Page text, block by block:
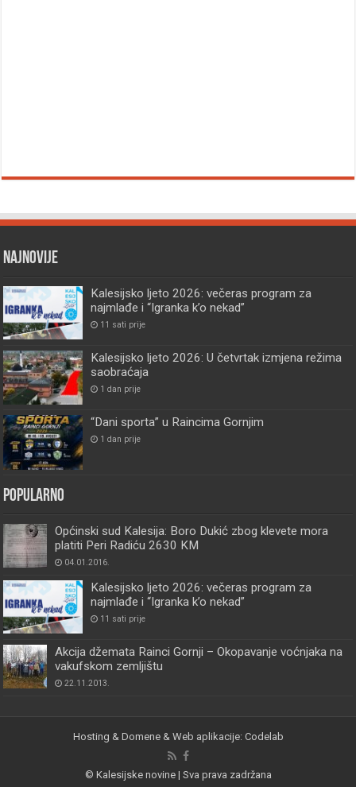
Najnovije
Kalesijsko ljeto 2026: večeras program za
najmlađe i “Igranka k’o nekad”
11 sati prije
Kalesijsko ljeto 2026: U četvrtak izmjena režima
saobraćaja
1 dan prije
“Dani sporta” u Raincima Gornjim
1 dan prije
Popularno
Općinski sud Kalesija: Boro Dukić zbog klevete mora
platiti Peri Radiću 2630 KM
04.01.2016.
Kalesijsko ljeto 2026: večeras program za
najmlađe i “Igranka k’o nekad”
11 sati prije
Akcija džemata Rainci Gornji – Okopavanje voćnjaka na
vakufskom zemljištu
22.11.2013.
Hosting & Domene & Web aplikacije: Codelab
© Kalesijske novine | Sva prava zadržana